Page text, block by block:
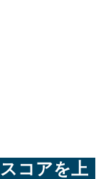
コアを上